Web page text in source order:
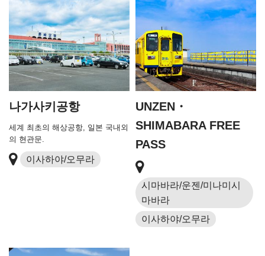
나가사키공항
세계 최초의 해상공항, 일본 국내외
의 현관문.
이사하야/오무라
UNZEN・
SHIMABARA FREE
PASS
시마바라/운젠/미나미시
마바라
이사하야/오무라